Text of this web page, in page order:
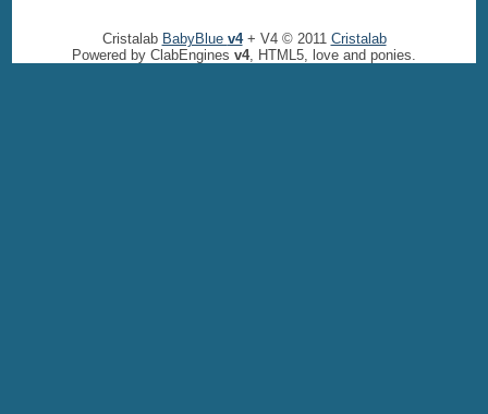
Cristalab BabyBlue v4+ V4 © 2011 Cristalab
Powered by ClabEngines v4, HTML5, love and ponies.